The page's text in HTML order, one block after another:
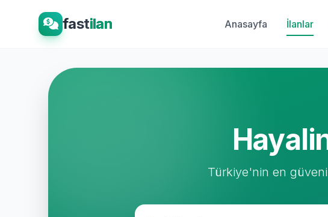
fastilan Anasayfa İlanlar
Türkiye'nin en